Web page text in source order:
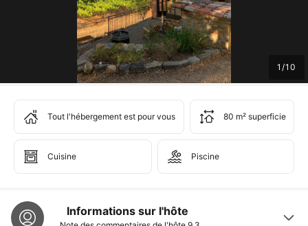
1 /10
Tout l'hébergement est pour vous 80 m² superficie
Cuisine Piscine
Informations sur l'hôte